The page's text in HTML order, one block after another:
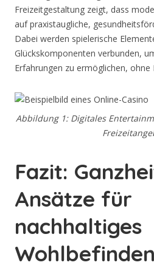
Freizeitgestaltung zeigt, dass
auf praxistaugliche,
Dabei werden spielerische
Glückskomponenten verbunden,
Erfahrungen zu ermöglichen, ohne
Abbildung 1: Digitales
Fazit:
Ansätze für
nachhaltiges
Wohlbefinden